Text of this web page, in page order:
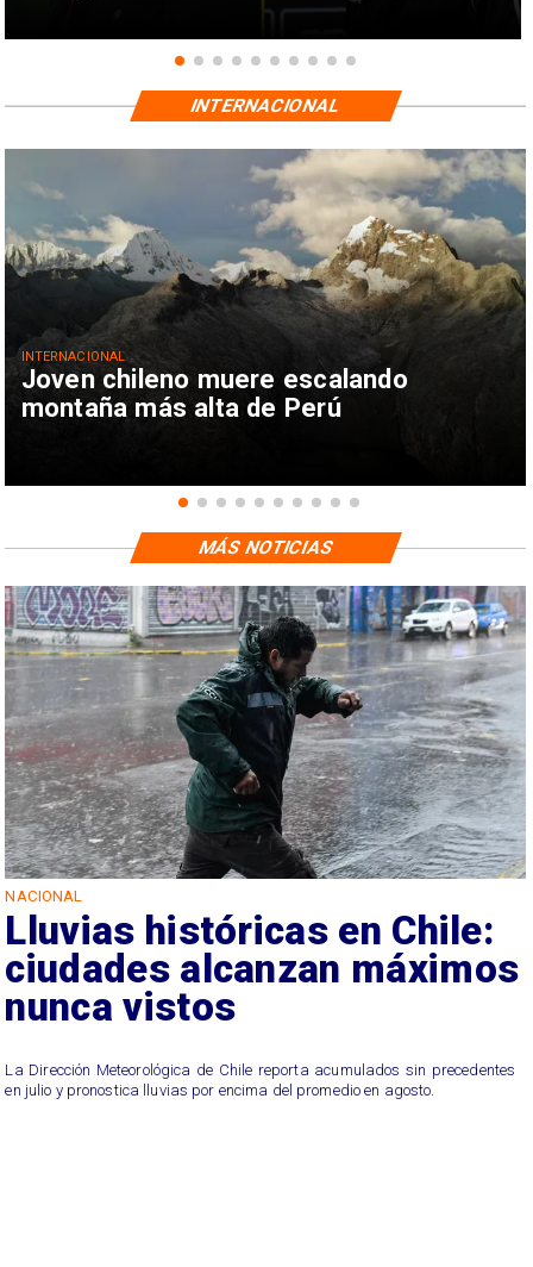
Joven chileno muere escalando
montaña más alta de Perú
INTERNACIONAL
INTERNACIONAL
NACIONAL
Lluvias históricas en Chile:
ciudades alcanzan máximos
nunca vistos
La Dirección Meteorológica de Chile reporta acumulados sin precedentes
en julio y pronostica lluvias por encima del promedio en agosto.
MÁS NOTICIAS